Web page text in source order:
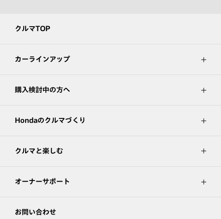
クルマTOP
カーラインアップ
購入検討中の方へ
Hondaのクルマづくり
クルマと楽しむ
オーナーサポート
お問い合わせ